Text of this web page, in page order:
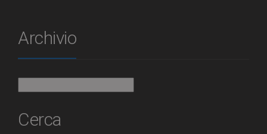
Archivio
Cerca